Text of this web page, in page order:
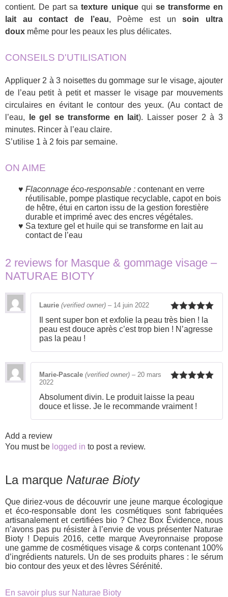
contient. De part satexture uniquequi se transforme en
lait au contact de l’eau, Poème est unsoin ultra
doux même pour les peaux les plus délicates.
CONSEILS D'UTILISATION
Appliquer 2 à 3 noisettes du gommage sur le visage, ajouter
de l’eau petit à petit et masser le visage par mouvements
circulaires en évitant le contour des yeux. (Au contact de
l’eau, le gel se transforme en lait). Laisser poser 2 à 3
minutes. Rincer à l’eau claire.
S’utilise 1 à 2 fois par semaine.
ON AIME
Flaconnage éco-responsable : contenant en verre
réutilisable, pompe plastique recyclable, capot en bois
de hêtre, étui en carton issu de la gestion forestière
durable et imprimé avec des encres végétales.
Sa texture gel et huile qui se transforme en lait au
contact de l’eau
2 reviews for Masque & gommage visage –
NATURAE BIOTY
Rated5 out
of 5
Laurie (verified owner) – 14 juin 2022
Il sent super bon et exfolie la peau très bien ! la
peau est douce après c’est trop bien ! N’agresse
pas la peau !
of 5
Marie-Pascale (verified owner) – 20 mars
2022
Absolument divin. Le produit laisse la peau
douce et lisse. Je le recommande vraiment !
Add a review
You must be logged in to post a review.
La marque Naturae Bioty
Que diriez-vous de découvrir une jeune marque écologique
et éco-responsable dont les cosmétiques sont fabriquées
artisanalement et certifiées bio ? Chez Box Évidence, nous
n’avons pas pu résister à l’envie de vous présenter Naturae
Bioty ! Depuis 2016, cette marque Aveyronnaise propose
une gamme de cosmétiques visage & corps contenant 100%
d’ingrédients naturels. Un de ses produits phares : le sérum
bio contour des yeux et des lèvres Sérénité.
En savoir plus sur Naturae Bioty